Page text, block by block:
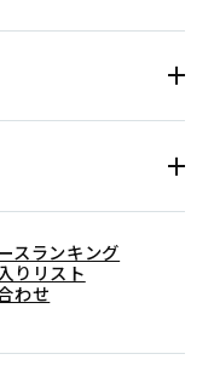
スランキング
りリスト
わせ